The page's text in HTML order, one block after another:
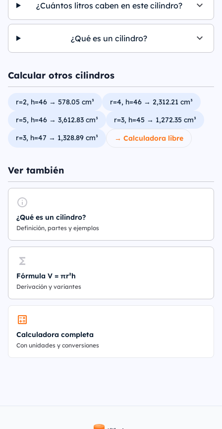
¿Cuántos litros caben en este cilindro?
¿Qué es un cilindro?
Calcular otros cilindros
r=2, h=46 → 578.05 cm³
r=4, h=46 → 2,312.21 cm³
r=5, h=46 → 3,612.83 cm³
r=3, h=45 → 1,272.35 cm³
r=3, h=47 → 1,328.89 cm³
→ Calculadora libre
Ver también
¿Qué es un cilindro?
Definición, partes y ejemplos
Fórmula V = πr²h
Derivación y variantes
Calculadora completa
Con unidades y conversiones